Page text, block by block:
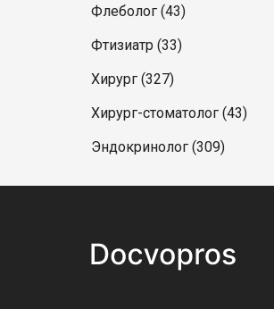
Флеболог (43)
Фтизиатр (33)
Хирург (327)
Хирург-стоматолог (43)
Эндокринолог (309)